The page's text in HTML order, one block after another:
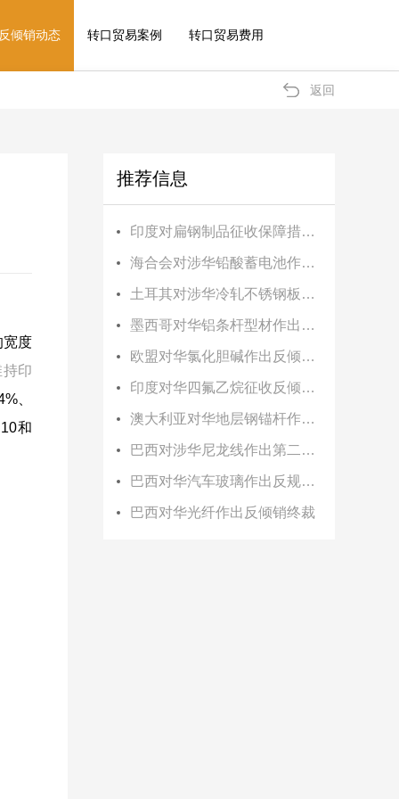
倾销动态 转口贸易案例 转口贸易费用
返回
宽度
印
、
和
推荐信息
印度对扁钢制品征收保障措施税
海合会对涉华铅酸蓄电池作出反倾销终裁
土耳其对涉华冷轧不锈钢板卷作出反倾销终裁
墨西哥对华铝条杆型材作出反倾销初裁
欧盟对华氯化胆碱作出反倾销终裁
印度对华四氟乙烷征收反倾销税
澳大利亚对华地层钢锚杆作出双反初裁
巴西对涉华尼龙线作出第二次反倾销日落复审终裁
巴西对华汽车玻璃作出反规避终裁
巴西对华光纤作出反倾销终裁